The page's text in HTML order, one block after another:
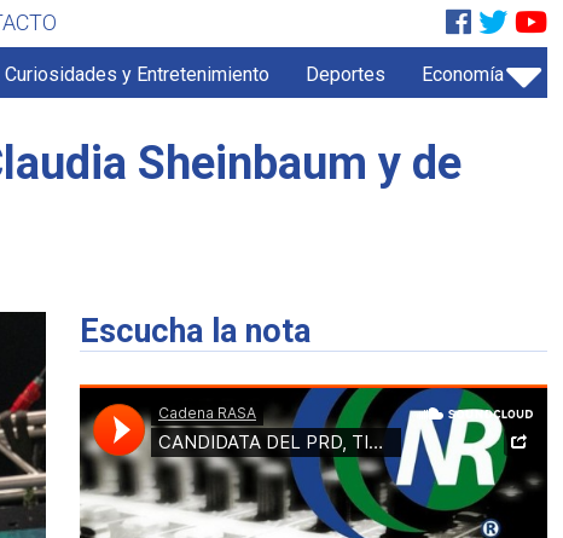
Curiosidades y Entretenimiento Deportes Economía
Sheinbaum y de
Escucha la nota